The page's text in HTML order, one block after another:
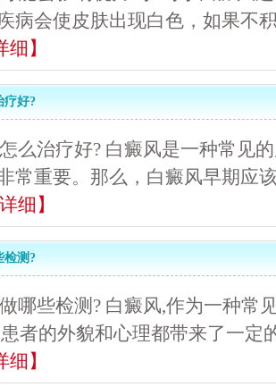
病会使皮肤出现白色，如果不
细】
疗好?
么治疗好? 白癜风是一种常见
常重要。那么，白癜风早期应
详细】
检测?
哪些检测? 白癜风,作为一种常
者的外貌和心理都带来了一定
细】